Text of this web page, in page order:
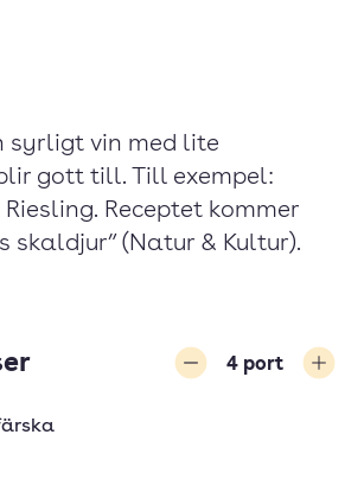
syrligt vin med lite
gott till. Till exempel:
Receptet kommer
skaldjur” (Natur & Kultur).
4 port